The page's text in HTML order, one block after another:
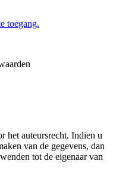
toegang.
het auteursrecht. Indien u
van de gegevens, dan
tot de eigenaar van